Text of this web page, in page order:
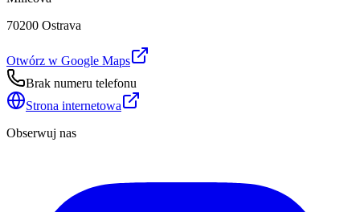
70200 Ostrava
Otwórz w Google Maps
Brak numeru telefonu
Strona internetowa
Obserwuj nas